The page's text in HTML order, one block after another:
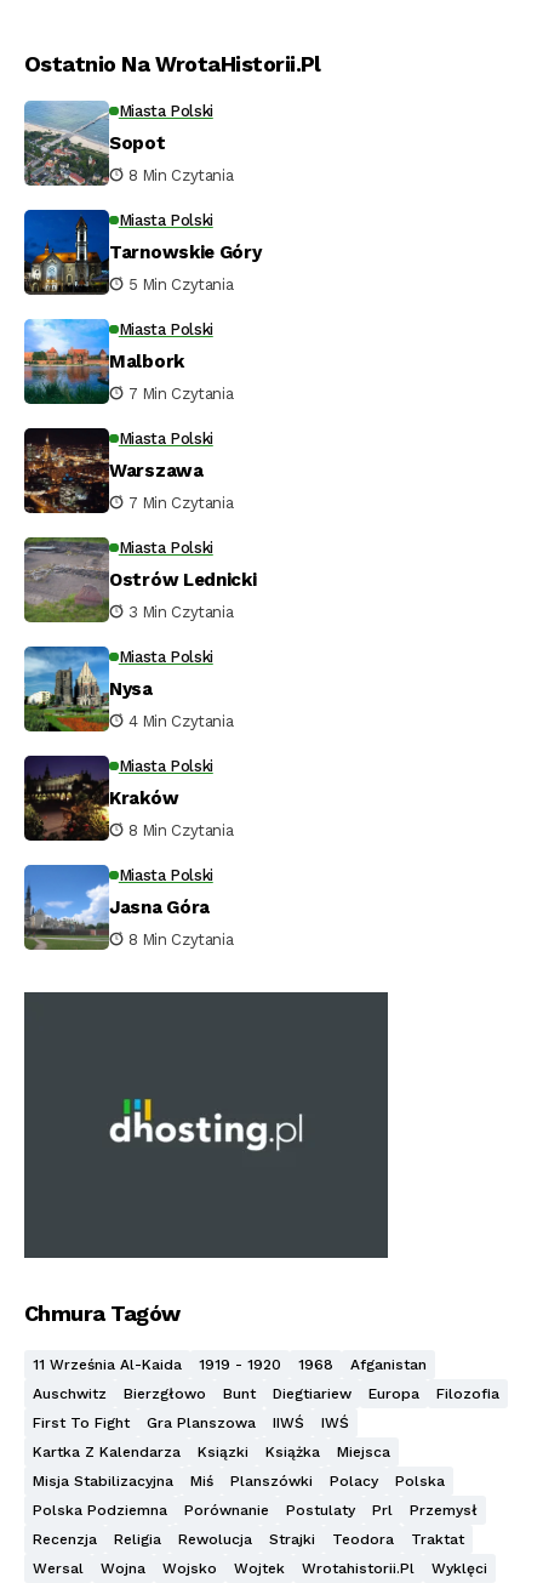
Ostatnio Na WrotaHistorii.pl
Miasta Polski
Sopot
8 Min Czytania
Miasta Polski
Tarnowskie Góry
5 Min Czytania
Miasta Polski
Malbork
7 Min Czytania
Miasta Polski
Warszawa
7 Min Czytania
Miasta Polski
Ostrów Lednicki
3 Min Czytania
Miasta Polski
Nysa
4 Min Czytania
Miasta Polski
Kraków
8 Min Czytania
Miasta Polski
Jasna Góra
8 Min Czytania
Chmura Tagów
11 Września Al-Kaida 1919 - 1920 1968
Afganistan
Auschwitz
Bierzgłowo Bunt Diegtiariew Europa
Filozofia
First To Fight
Gra Planszowa IIWŚ
IWŚ
Kartka Z Kalendarza
Ksiązki Książka
Miejsca
Misja Stabilizacyjna
Miś Planszówki Polacy
Polska
Polska Podziemna
Porównanie Postulaty Prl
Przemysł
Recenzja
Religia Rewolucja Strajki Teodora
Traktat
Wersal
Wojna Wojsko Wojtek Wrotahistorii.pl
Wyklęci